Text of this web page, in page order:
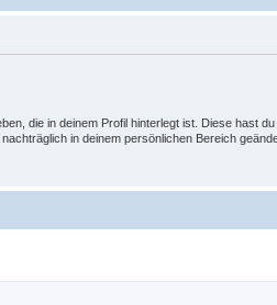
die in deinem Profil hinterlegt ist. Diese hast du
in deinem persönlichen Bereich